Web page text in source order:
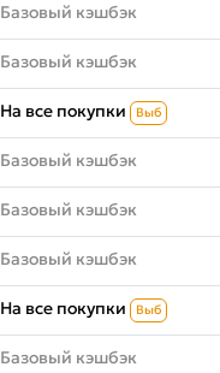
Базовый кэшбэк
Базовый кэшбэк
На все покупки Выб
Базовый кэшбэк
Базовый кэшбэк
Базовый кэшбэк
На все покупки Выб
Базовый кэшбэк